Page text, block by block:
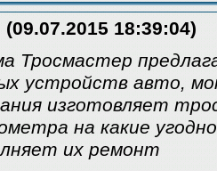
(09.07.2015 18:39:04)
Тросмастер
устройств авто,
изготовляет
на какие
их ремонт